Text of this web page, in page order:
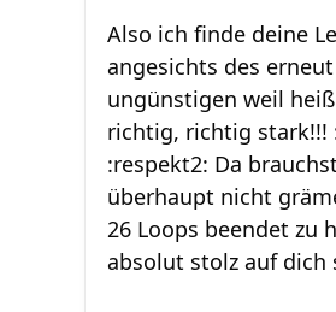
Also ich finde deine
angesichts des
ungünstigen weil
richtig, richtig stark!!!
:respekt2: Da
überhaupt nicht
26 Loops beendet zu
absolut stolz auf dich